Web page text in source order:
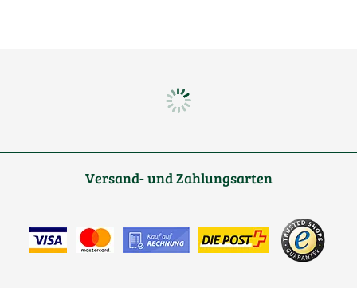
Versand- und Zahlungsarten